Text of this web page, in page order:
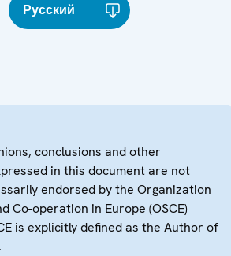
Русский
conclusions and other
in this document are not
endorsed by the Organization
Co-operation in Europe (OSCE)
is explicitly defined as the Author of